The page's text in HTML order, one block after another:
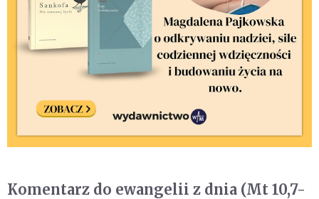
Komentarz do ewangelii z dnia (Mt 10,7-